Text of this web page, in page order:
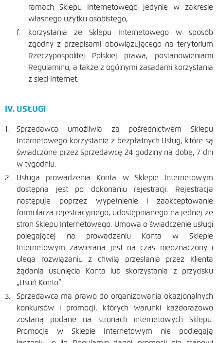
ramach Sklepu Internetowego jedynie w zakresie
własnego użytku osobistego,
korzystania ze Sklepu Internetowego w sposób
zgodny z przepisami obowiązującego na terytorium
Rzeczypospolitej Polskiej prawa, postanowieniami
Regulaminu, a także z ogólnymi zasadami korzystania
z sieci Internet.
IV. USŁUGI
Sprzedawca umożliwia za pośrednictwem Sklepu
Internetowego korzystanie z bezpłatnych Usług, które są
świadczone przez Sprzedawcę 24 godziny na dobę, 7 dni
w tygodniu.
Usługa prowadzenia Konta w Sklepie Internetowym
dostępna jest po dokonaniu rejestracji. Rejestracja
następuje poprzez wypełnienie i zaakceptowanie
formularza rejestracyjnego, udostępnianego na jednej ze
stron Sklepu Internetowego. Umowa o świadczenie usługi
polegającej na prowadzeniu Konta w Sklepie
Internetowym zawierana jest na czas nieoznaczony i
ulega rozwiązaniu z chwilą przesłania przez Klienta
żądania usunięcia Konta lub skorzystania z przycisku
„Usuń Konto”.
Sprzedawca ma prawo do organizowania okazjonalnych
konkursów i promocji, których warunki każdorazowo
zostaną podane na stronach internetowych Sklepu.
Promocje w Sklepie Internetowym nie podlegają